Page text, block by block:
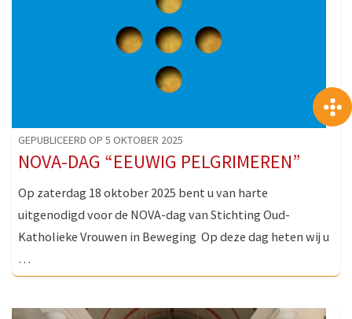
GEPUBLICEERD OP 5 OKTOBER 2025
NOVA-DAG “EEUWIG PELGRIMEREN”
Op zaterdag 18 oktober 2025 bent u van harte
uitgenodigd voor de NOVA-dag van Stichting Oud-
Katholieke Vrouwen in Beweging Op deze dag heten wij u
…